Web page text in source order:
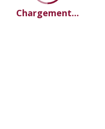
Chargement...